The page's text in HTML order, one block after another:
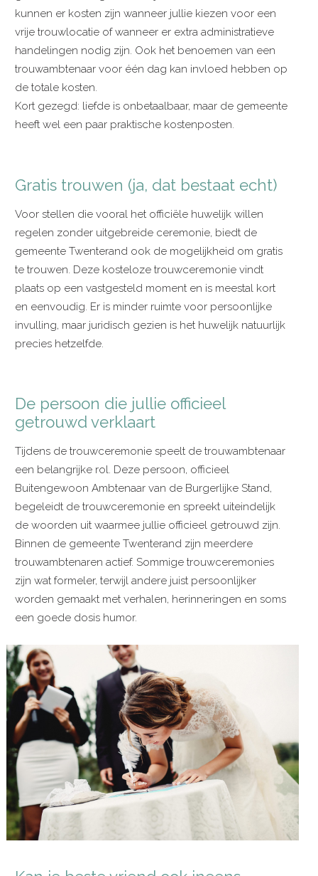
kunnen er kosten zijn wanneer jullie kiezen voor een
vrije trouwlocatie of wanneer er extra administratieve
handelingen nodig zijn. Ook het benoemen van een
trouwambtenaar voor één dag kan invloed hebben op
de totale kosten.
Kort gezegd: liefde is onbetaalbaar, maar de gemeente
heeft wel een paar praktische kostenposten.
Gratis trouwen (ja, dat bestaat echt)
Voor stellen die vooral het officiële huwelijk willen
regelen zonder uitgebreide ceremonie, biedt de
gemeente Twenterand ook de mogelijkheid om gratis
te trouwen. Deze kosteloze trouwceremonie vindt
plaats op een vastgesteld moment en is meestal kort
en eenvoudig. Er is minder ruimte voor persoonlijke
invulling, maar juridisch gezien is het huwelijk natuurlijk
precies hetzelfde.
De persoon die jullie officieel
getrouwd verklaart
Tijdens de trouwceremonie speelt de trouwambtenaar
een belangrijke rol. Deze persoon, officieel
Buitengewoon Ambtenaar van de Burgerlijke Stand,
begeleidt de trouwceremonie en spreekt uiteindelijk
de woorden uit waarmee jullie officieel getrouwd zijn.
Binnen de gemeente Twenterand zijn meerdere
trouwambtenaren actief. Sommige trouwceremonies
zijn wat formeler, terwijl andere juist persoonlijker
worden gemaakt met verhalen, herinneringen en soms
een goede dosis humor.